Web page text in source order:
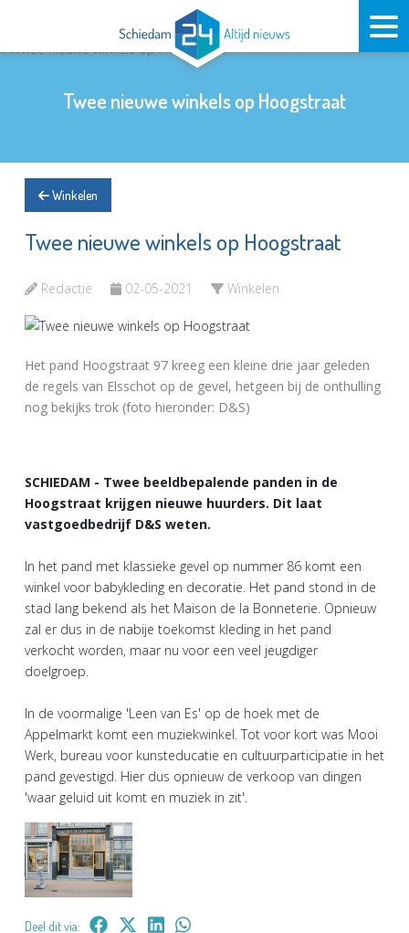
Twee nieuwe winkels op Hoogstraat
Winkelen
Twee nieuwe winkels op Hoogstraat
Redactie 02-05-2021 Winkelen
Het pand Hoogstraat 97 kreeg een kleine drie jaar geleden
de regels van Elsschot op de gevel, hetgeen bij de onthulling
nog bekijks trok (foto hieronder: D&S)
SCHIEDAM - Twee beeldbepalende panden in de
Hoogstraat krijgen nieuwe huurders. Dit laat
vastgoedbedrijf D&S weten.
In het pand met klassieke gevel op nummer 86 komt een
winkel voor babykleding en decoratie. Het pand stond in de
stad lang bekend als het Maison de la Bonneterie. Opnieuw
zal er dus in de nabije toekomst kleding in het pand
verkocht worden, maar nu voor een veel jeugdiger
doelgroep.
In de voormalige 'Leen van Es' op de hoek met de
Appelmarkt komt een muziekwinkel. Tot voor kort was Mooi
Werk, bureau voor kunsteducatie en cultuurparticipatie in het
pand gevestigd. Hier dus opnieuw de verkoop van dingen
'waar geluid uit komt en muziek in zit'.
Deel dit via: